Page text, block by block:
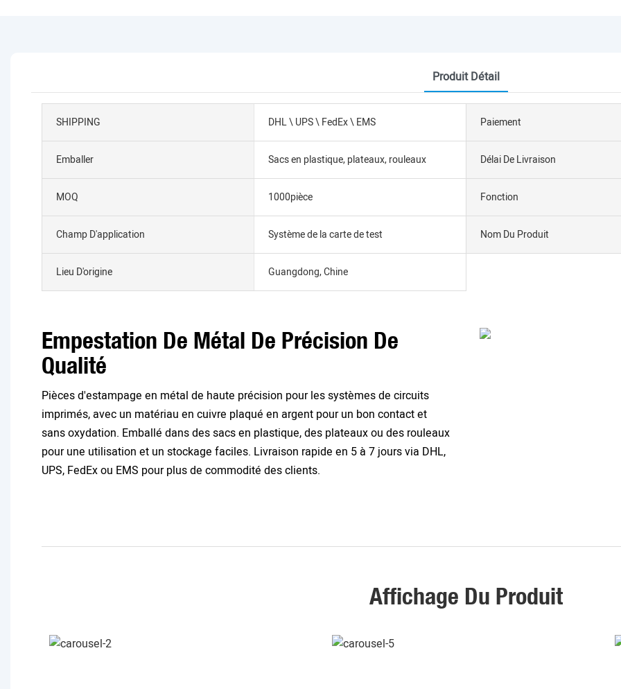
Produit Détail
SHIPPING DHL \ UPS \ FedEx \ EMS Paiement
Emballer Sacs en plastique, plateaux, rouleaux Délai De Livraison
MOQ 1000pièce Fonction
Champ D'application Système de la carte de test Nom Du Produit
Lieu D'origine Guangdong, Chine
Empestation De Métal De Précision De
Qualité
Pièces d'estampage en métal de haute précision pour les systèmes de circuits
imprimés, avec un matériau en cuivre plaqué en argent pour un bon contact et
sans oxydation. Emballé dans des sacs en plastique, des plateaux ou des rouleaux
pour une utilisation et un stockage faciles. Livraison rapide en 5 à 7 jours via DHL,
UPS, FedEx ou EMS pour plus de commodité des clients.
Affichage Du Produit